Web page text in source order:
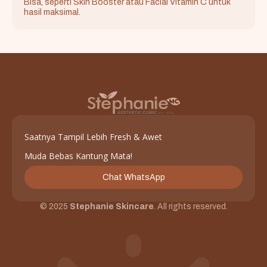
Bisa, seperti Skin Booster atau Facial Vitamin C untuk
hasil maksimal.
Saatnya Tampil Lebih Fresh & Awet
Muda Bebas Kantung Mata!
Chat WhatsApp
© 2025 Stephanie Skincare. All rights reserved.